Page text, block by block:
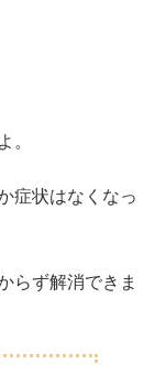
。
症状はなくなっ
らず解消できま